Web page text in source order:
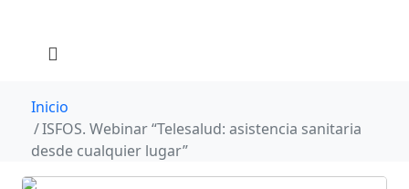
Inicio
ISFOS. Webinar “Telesalud: asistencia sanitaria
desde cualquier lugar”